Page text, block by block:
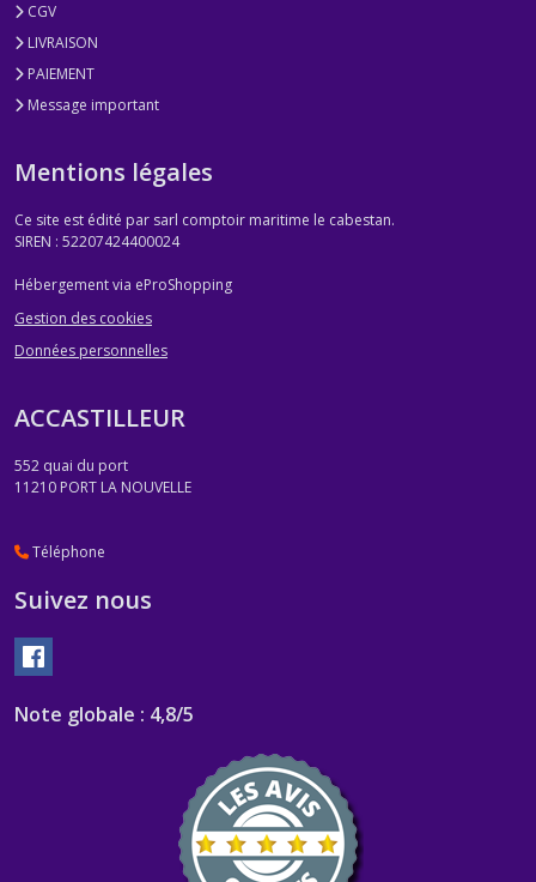
CGV
LIVRAISON
PAIEMENT
Message important
Mentions légales
Ce site est édité par sarl comptoir maritime le cabestan.
SIREN : 52207424400024
Hébergement via eProShopping
Gestion des cookies
Données personnelles
ACCASTILLEUR
552 quai du port
11210 PORT LA NOUVELLE
Téléphone
Suivez nous
Note globale : 4,8/5